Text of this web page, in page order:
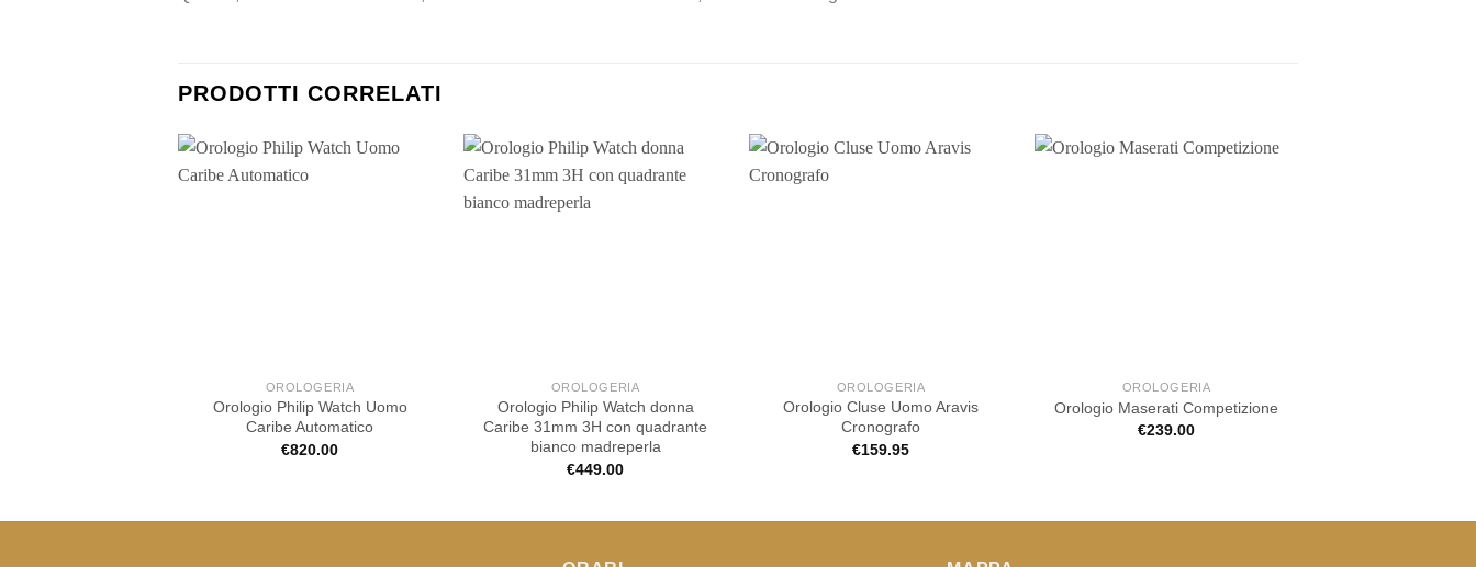
PRODOTTI CORRELATI
OROLOGERIA
Orologio Philip Watch Uomo
Caribe Automatico
€820.00
OROLOGERIA
Orologio Philip Watch donna
Caribe 31mm 3H con quadrante
bianco madreperla
€449.00
OROLOGERIA
Orologio Cluse Uomo Aravis
Cronografo
€159.95
OROLOGERIA
Orologio Maserati Competizione
€239.00